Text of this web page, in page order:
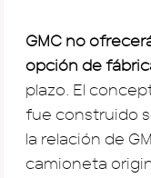
GMC no
opción de
plazo. El
fue construido
la relación de
camioneta